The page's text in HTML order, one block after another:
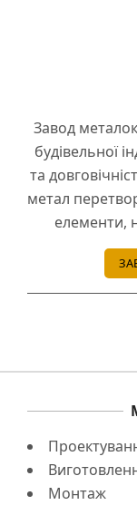
Завод
будівельної
та
метал
елементи,
Монтаж